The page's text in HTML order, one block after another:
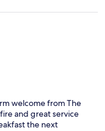
welcome from The
and great service
the next